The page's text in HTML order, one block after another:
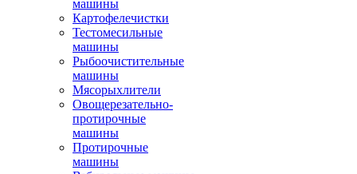
машины
Картофелечистки
Тестомесильные
машины
Рыбоочистительные
машины
Мясорыхлители
Овощерезательно-
протирочные
машины
Протирочные
машины